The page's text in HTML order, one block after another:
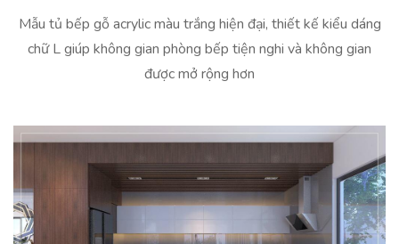
Mẫu tủ bếp gỗ acrylic màu trắng hiện đại, thiết kế kiểu dáng
chữ L giúp không gian phòng bếp tiện nghi và không gian
được mở rộng hơn